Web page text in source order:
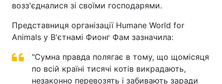
возз'єдналися зі своїми господарями.
Представниця організації Humane World for
Animals у В'єтнамі Фионг Фам зазначила:
"Сумна правда полягає в тому, що щомісяця
по всій країні тисячі котів викрадають,
незаконно перевозять і забивають заради